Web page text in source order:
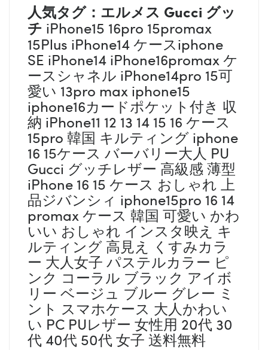
人気タグ：エルメス Gucci グッ
チ iPhone15 16pro 15promax
15Plus iPhone14 ケースiphone
SE iPhone14 iPhone16promax ケ
ースシャネル iPhone14pro 15可
愛い 13pro max iphone15
iphone16カードポケット付き 収
納 iPhone11 12 13 14 15 16 ケース
15pro 韓国 キルティング iphone
16 15ケース バーバリー大人 PU
Gucci グッチレザー 高級感 薄型
iPhone 16 15 ケース おしゃれ 上
品ジバンシィ iphone15pro 16 14
promax ケース 韓国 可愛い かわ
いい おしゃれ インスタ映え キ
ルティング 高見え くすみカラ
ー 大人女子 パステルカラー ピ
ンク コーラル ブラック アイボ
リー ベージュ ブルー グレー ミ
ント スマホケース 大人かわい
い PC PUレザー 女性用 20代 30
代 40代 50代 女子 送料無料